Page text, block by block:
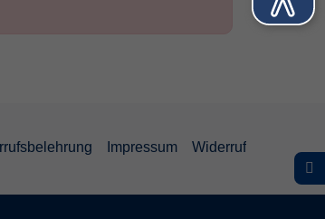
Impressum Widerruf